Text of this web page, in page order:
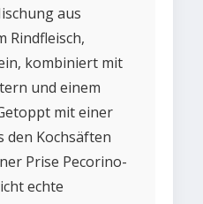
aus
Rindfleisch,
kombiniert mit
und einem
mit einer
den Kochsäften
Prise Pecorino-
echte